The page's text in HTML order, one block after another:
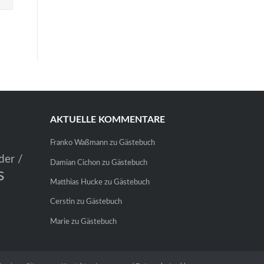
/
AKTUELLE KOMMENTARE
Franko Waßmann zuGästebuch
Damian Cichon zuGästebuch
Matthias Hucke zuGästebuch
Cerstin zuGästebuch
Marie zuGästebuch